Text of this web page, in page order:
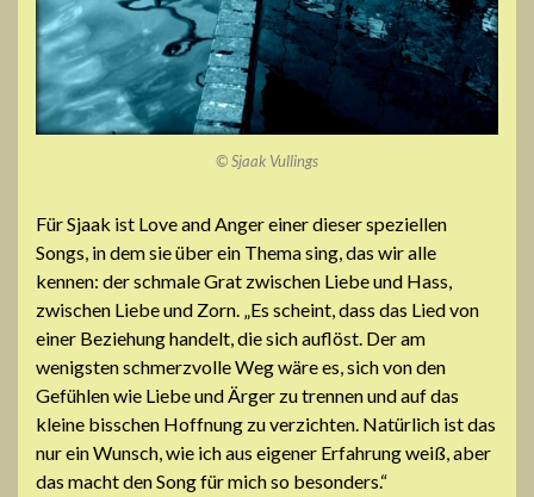
© Sjaak Vullings
Für Sjaak ist Love and Anger einer dieser speziellen
Songs, in dem sie über ein Thema sing, das wir alle
kennen: der schmale Grat zwischen Liebe und Hass,
zwischen Liebe und Zorn. „Es scheint, dass das Lied von
einer Beziehung handelt, die sich auflöst. Der am
wenigsten schmerzvolle Weg wäre es, sich von den
Gefühlen wie Liebe und Ärger zu trennen und auf das
kleine bisschen Hoffnung zu verzichten. Natürlich ist das
nur ein Wunsch, wie ich aus eigener Erfahrung weiß, aber
das macht den Song für mich so besonders.“